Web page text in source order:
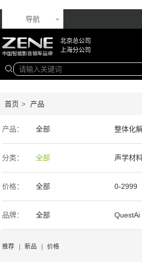
导航
北京总公司
上海分公司
首页 > 产品
产品： 全部 整体化
音响产品 投影产
专业扩声音箱 幕布产品
声学产品 智能产品
周边产品
分类： 全部 声学材
价格： 全部 0-2999
3000-9999 1万-5万
5万-15万
品牌： 全部 QuestAi
推荐 | 新品 | 价格